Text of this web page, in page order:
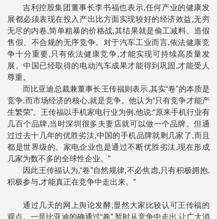
吉利控股集团董事长李书福也表示,任何产业的健康发
展都必须表现在投入产出比方面实现较好的经济效益,无穷
无尽的内卷,简单粗暴的价格战,其结果就是偷工减料、造假
售假、不合规的无序竞争。对于汽车工业而言,依法健康竞
争十分重要,只有依法健康竞争,才能实现可持续高质量发
展。中国已经取得的电动汽车成果才能得到巩固,才能受人
尊重。
而比亚迪总裁兼董事长王传福则表示,其实“卷”的本质是
竞争,而市场经济的核心,就是竞争。他认为“只有竞争才能产
生繁荣”。王传福以手机家电行业为例,他说:“原来手机行业有
几百个品牌,当时深圳很多夫妻店就可以做一个品牌。但通
过过去十几年的优胜劣汰,中国的手机品牌就剩几家了,而且
都是世界级的。家电企业也是通过不断优胜劣汰,现在形成
几家为数不多的全球性企业。”
因此王传福认为,“卷”自然规律,不必焦虑,只有积极拥抱,
积极参与,才能真正在竞争中走出来。”
通过几天的网上舆论发酵,显然大家比较认可王传福的
观点。一是比亚迪的确通过“卷”,暂时从竞争中走出,让广大消